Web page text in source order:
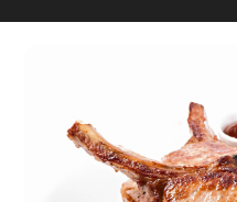
підійде для людей, які